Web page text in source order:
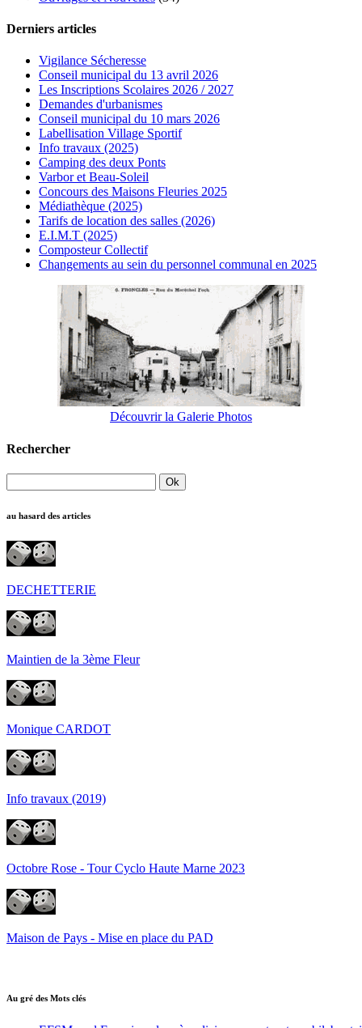
Derniers articles
Vigilance Sécheresse
Conseil municipal du 13 avril 2026
Les Inscriptions Scolaires 2026 / 2027
Demandes d'urbanismes
Conseil municipal du 10 mars 2026
Labellisation Village Sportif
Info travaux (2025)
Camping des deux Ponts
Varbor et Beau-Soleil
Concours des Maisons Fleuries 2025
Médiathèque (2025)
Tarifs de location des salles (2026)
E.I.M.T (2025)
Composteur Collectif
Changements au sein du personnel communal en 2025
Découvrir la Galerie Photos
Rechercher
au hasard des articles
DECHETTERIE
Maintien de la 3ème Fleur
Monique CARDOT
Info travaux (2019)
Octobre Rose - Tour Cyclo Haute Marne 2023
Maison de Pays - Mise en place du PAD
Au gré des Mots clés